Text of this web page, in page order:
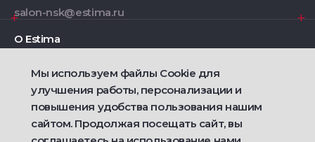
salon-nsk@estima.ru
О Estima
Дизайнерам
Фирменные салоны
Мы используем файлы Cookie для
улучшения работы, персонализации и
повышения удобства пользования нашим
сайтом. Продолжая посещать сайт, вы